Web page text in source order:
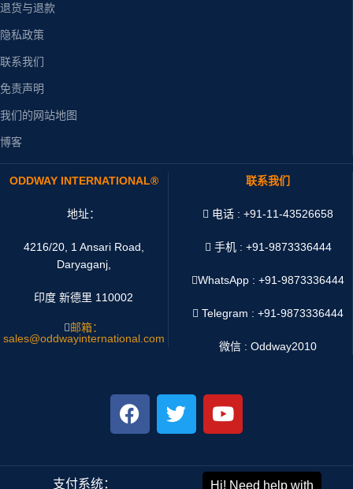
退货与退款
隐私政策
联系我们
免责声明
我们的网站地图
博客
ODDWAY INTERNATIONAL®
地址：
4216/20, 1 Ansari Road,
Daryaganj,
印度 新德里 110002
邮箱：
sales@oddwayinternational.com
联系我们
电话 : +91-11-43526658
手机 : +91-9873336444
WhatsApp :+91-9873336444
Telegram : +91-9873336444
微信 : Oddway2010
支付系统： 运输系统：